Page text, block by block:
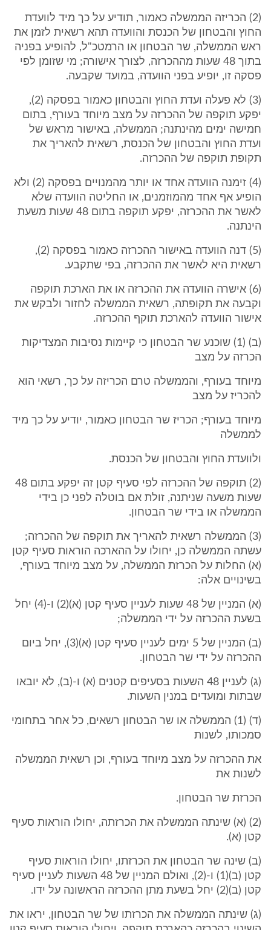
(2) הכריזה הממשלה כאמור, תודיע על כך מיד לוועדת
החוץ והבטחון של הכנסת והוועדה תהא רשאית לזמן את
ראש הממשלה, שר הבטחון או הרמטכ"ל, להופיע בפניה
בתוך 48 שעות מההכרזה, לצורך אישורה; מי שזומן לפי
פסקה זו, יופיע בפני הוועדה, במועד שקבעה.
(3) לא פעלה ועדת החוץ והבטחון כאמור בפסקה (2),
יפקע תוקפה של ההכרזה על מצב מיוחד בעורף, בתום
חמישה ימים מהינתנה; הממשלה, באישור מראש של
ועדת החוץ והבטחון של הכנסת, רשאית להאריך את
תקופת תוקפה של ההכרזה.
(4) זימנה הוועדה אחד או יותר מהמנויים בפסקה (2) ולא
הופיע אף אחד מהמוזמנים, או החליטה הוועדה שלא
לאשר את ההכרזה, יפקע תוקפה בתום 48 שעות משעת
הינתנה.
(5) דנה הוועדה באישור ההכרזה כאמור בפסקה (2),
רשאית היא לאשר את ההכרזה, בפי שתקבע.
(6) אישרה הוועדה את ההכרזה או את הארכת תוקפה
וקבעה את תקופתה, רשאית הממשלה לחזור ולבקש את
אישור הוועדה להארכת תוקף ההכרזה.
(ב) (1) שוכנע שר הבטחון כי קיימות נסיבות המצדיקות
הכרזה על מצב
מיוחד בעורף, והממשלה טרם הכריזה על כך, רשאי הוא
להכריז על מצב
מיוחד בעורף; הכריז שר הבטחון כאמור, יודיע על כך מיד
לממשלה
ולוועדת החוץ והבטחון של הכנסת.
(2) תוקפה של ההכרזה לפי סעיף קטן זה יפקע בתום 48
שעות משעה שניתנה, זולת אם בוטלה לפני כן בידי
הממשלה או בידי שר הבטחון.
(3) הממשלה רשאית להאריך את תוקפה של ההכרזה;
עשתה הממשלה כן, יחולו על ההארכה הוראות סעיף קטן
(א) החלות על הכרזת הממשלה, על מצב מיוחד בעורף,
בשינויים אלה:
(א) המניין של 48 שעות לעניין סעיף קטן (א)(2) ו-(4) יחל
בשעת ההכרזה על ידי הממשלה;
(ב) המניין של 5 ימים לעניין סעיף קטן (א)(3), יחל ביום
ההכרזה על ידי שר הבטחון.
(ג) לעניין 48 השעות בסעיפים קטנים (א) ו-(ב), לא יובאו
שבתות ומועדים במנין השעות.
(ד) (1) הממשלה או שר הבטחון רשאים, כל אחר בתחומי
סמכותו, לשנות
את ההכרזה על מצב מיוחד בעורף, וכן רשאית הממשלה
לשנות את
הכרזת שר הבטחון.
(2) (א) שינתה הממשלה את הכרזתה, יחולו הוראות סעיף
קטן (א).
(ב) שינה שר הבטחון את הכרזתו, יחולו הוראות סעיף
קטן (ב)(1) ו-(2), ואולם המניין של 48 השעות לעניין סעיף
קטן (ב)(2) יחל בשעת מתן ההכרזה הראשונה על ידו.
(ג) שינתה הממשלה את הכרזתו של שר הבטחון, יראו את